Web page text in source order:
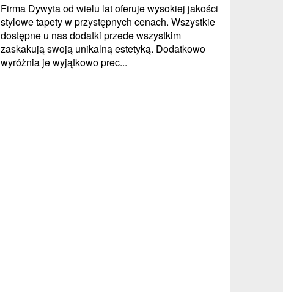
Firma Dywyta od wielu lat oferuje wysokiej jakości
stylowe tapety w przystępnych cenach. Wszystkie
dostępne u nas dodatki przede wszystkim
zaskakują swoją unikalną estetyką. Dodatkowo
wyróżnia je wyjątkowo prec...